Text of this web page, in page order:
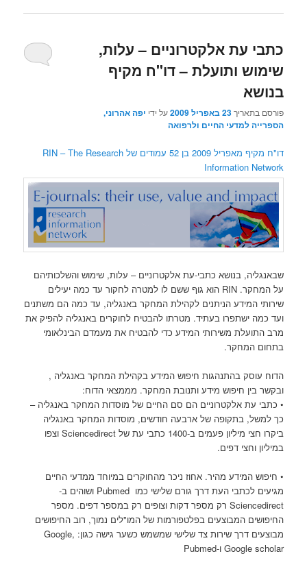
כתבי עת אלקטרוניים – עלות,
שימוש ותועלת – דו"ח מקיף
בנושא
פורסם בתאריך23 באפריל 2009 על ידי יפה אהרוני,
הספרייה למדעי החיים ולרפואה
דו"ח מקיף מאפריל 2009 בן 52 עמודים של RIN – The Research
Information Network
שבאנגליה, בנושא כתבי-עת אלקטרוניים – עלות, שימוש והשלכותיהם
על המחקר. RIN הוא גוף ששם לו למטרה לחקור עד כמה יעילים
שירותי המידע הניתנים לקהילת המחקר באנגליה, עד כמה הם משתנים
ועד כמה ישתפרו בעתיד. מטרתו להבטיח לחוקרים באנגליה להפיק את
מרב התועלת משירותי המידע כדי להבטיח את מעמדם הבינלאומי
בתחום המחקר.
הדוח עוסק בהתנהגות חיפוש המידע בקהילת המחקר באנגליה ,
ובקשר בין חיפוש מידע ותנובת המחקר. מממצאי הדוח:
• כתבי עת אלקטרוניים הם סם החיים של מוסדות המחקר באנגליה –
כך למשל, בתקופה של ארבעה חודשים, מוסדות המחקר באנגליה
ביקרו חצי מיליון פעמים ב-1400 כתבי עת של Sciencedirect וצפו
במיליון וחצי דפים.
• חיפוש המידע מהיר. אחוז ניכר מהחוקרים במיוחד ממדעי החיים
מגיעים לכתבי העת דרך גורם שלישי כמו Pubmed ושוהים ב-
Sciencedirect רק מספר דקות וצופים רק במספר דפים. מספר
החיפושים המבוצעים בפלטפורמות של המו"לים נמוך, רוב החיפושים
מבוצעים דרך שירות צד שלישי שמשמש כשער גישה כגון: Google,
Google scholar ו-Pubmed